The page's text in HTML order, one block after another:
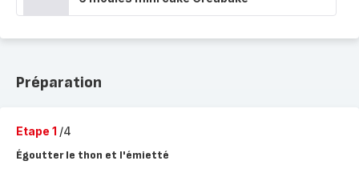
Préparation
Etape 1 /4
Égoutter le thon et l'émietté